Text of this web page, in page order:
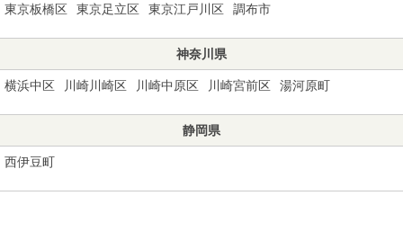
東京板橋区
東京足立区 東京江戸川区 調布市
神奈川県
横浜中区 川崎川崎区 川崎中原区 川崎宮前区 湯河原町
静岡県
西伊豆町